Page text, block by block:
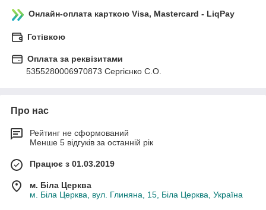
Онлайн-оплата карткою Visa, Mastercard - LiqPay
Готівкою
Оплата за реквізитами
5355280006970873 Сергієнко С.О.
Про нас
Рейтинг не сформований
Менше 5 відгуків за останній рік
Працює з 01.03.2019
м. Біла Церква
м. Біла Церква, вул. Глиняна, 15, Біла Церква, Україна